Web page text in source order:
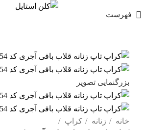
فهرست
بزرگنمایی تصویر
خانه زنانه
کراپ